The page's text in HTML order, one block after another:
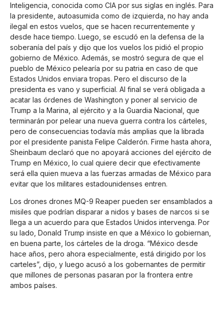
Inteligencia, conocida como CIA por sus siglas en inglés. Para
la presidente, autoasumida como de izquierda, no hay anda
ilegal en estos vuelos, que se hacen recurrentemente y
desde hace tiempo. Luego, se escudó en la defensa de la
soberanía del país y dijo que los vuelos los pidió el propio
gobierno de México. Además, se mostró segura de que el
pueblo de México pelearía por su patria en caso de que
Estados Unidos enviara tropas. Pero el discurso de la
presidenta es vano y superficial. Al final se verá obligada a
acatar las órdenes de Washington y poner al servicio de
Trump a la Marina, al ejército y a la Guardia Nacional, que
terminarán por pelear una nueva guerra contra los cárteles,
pero de consecuencias todavía más amplias que la librada
por el presidente panista Felipe Calderón. Firme hasta ahora,
Sheinbaum declaró que no apoyará acciones del ejército de
Trump en México, lo cual quiere decir que efectivamente
será ella quien mueva a las fuerzas armadas de México para
evitar que los militares estadounidenses entren.
Los drones drones MQ-9 Reaper pueden ser ensamblados a
misiles que podrían disparar a nidos y bases de narcos si se
llega a un acuerdo para que Estados Unidos intervenga. Por
su lado, Donald Trump insiste en que a México lo gobiernan,
en buena parte, los cárteles de la droga. “México desde
hace años, pero ahora especialmente, está dirigido por los
carteles”, dijo, y luego acusó a los gobernantes de permitir
que millones de personas pasaran por la frontera entre
ambos países.